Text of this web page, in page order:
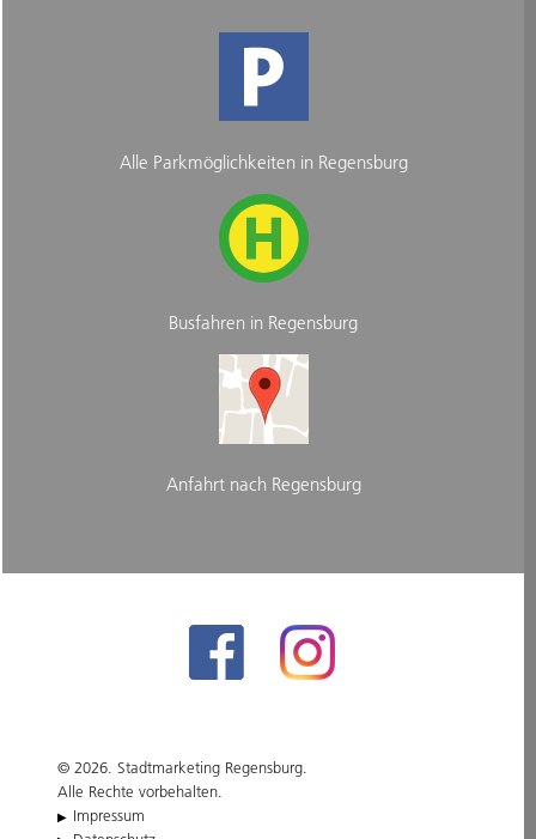
Alle Parkmöglichkeiten in Regensburg
Busfahren in Regensburg
Anfahrt nach Regensburg
© 2026. Stadtmarketing Regensburg.
Alle Rechte vorbehalten.
Impressum